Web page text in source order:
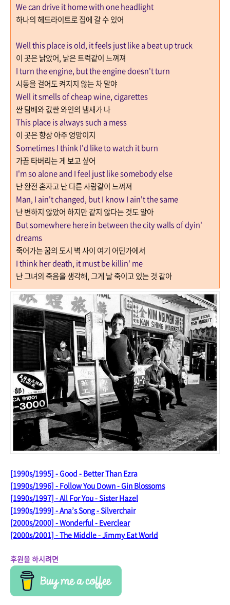
We can drive it home with one headlight
하나의 헤드라이트로 집에 갈 수 있어
Well this place is old, it feels just like a beat up truck
이 곳은 낡았어, 낡은 트럭같이 느껴져
I turn the engine, but the engine doesn't turn
시동을 걸어도 켜지지 않는 차 말야
Well it smells of cheap wine, cigarettes
싼 담배와 값싼 와인의 냄새가 나
This place is always such a mess
이 곳은 항상 아주 엉망이지
Sometimes I think I'd like to watch it burn
가끔 타버리는 게 보고 싶어
I'm so alone and I feel just like somebody else
난 완전 혼자고 난 다른 사람같이 느껴져
Man, I ain't changed, but I know I ain't the same
난 변하지 않았어 하지만 같지 않다는 것도 알아
But somewhere here in between the city walls of dyin'
dreams
죽어가는 꿈의 도시 벽 사이 여기 어딘가에서
I think her death, it must be killin' me
난 그녀의 죽음을 생각해,그게 날 죽이고 있는 것 같아
[1990s/1995] - Good - Better Than Ezra
[1990s/1996] - Follow You Down - Gin Blossoms
[1990s/1997] - All For You - Sister Hazel
[1990s/1999] - Ana’s Song - Silverchair
[2000s/2000] - Wonderful - Everclear
[2000s/2001] - The Middle - Jimmy Eat World
후원을 하시려면